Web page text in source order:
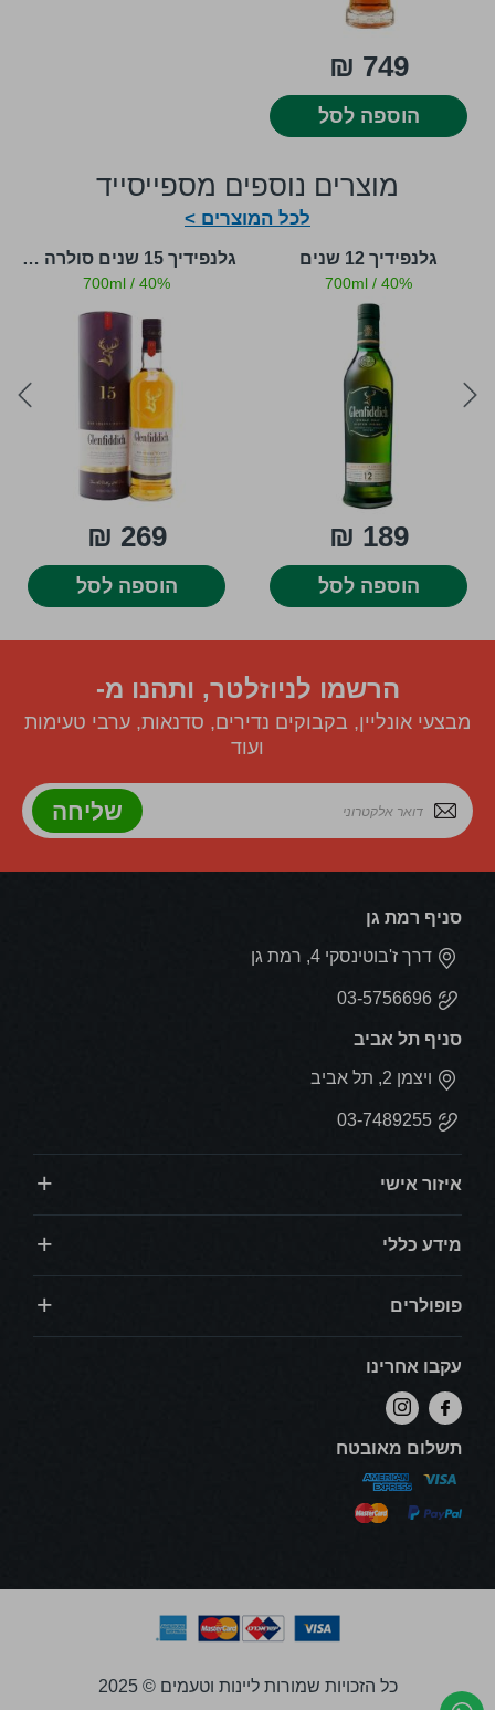
749 ₪
הוספה לסל
מוצרים נוספים מספייסייד
לכל המוצרים >
גלנפידיך 12 שנים
700ml / 40%
189 ₪
הוספה לסל
גלנפידיך 15 שנים סולרה רזרב
700ml / 40%
269 ₪
הוספה לסל
הרשמו לניוזלטר, ותהנו מ-
מבצעי אונליין, בקבוקים נדירים, סדנאות, ערבי טעימות
ועוד
שליחה
סניף רמת גן
דרך ז'בוטינסקי 4, רמת גן
03-5756696
סניף תל אביב
ויצמן 2, תל אביב
03-7489255
איזור אישי
מידע כללי
פופולרים
עקבו אחרינו
תשלום מאובטח
כל הזכויות שמורות ליינות וטעמים © 2025